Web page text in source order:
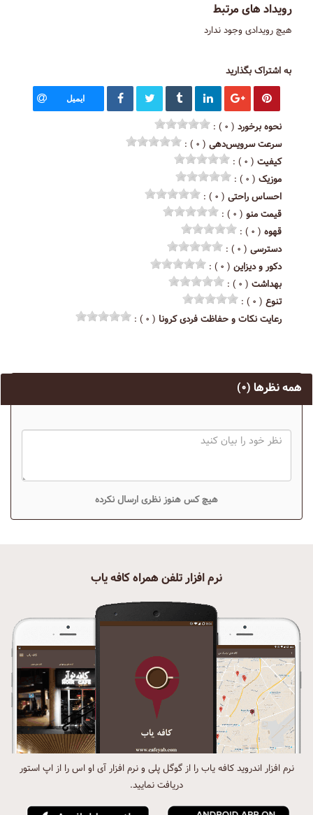
رویداد های مرتبط
هیچ رویدادی وجود ندارد
به اشتراک بگذارید
ایمیل
نحوه برخورد ( ۰ ) :
سرعت سرویس‌دهی ( ۰ ) :
کیفیت ( ۰ ) :
موزیک ( ۰ ) :
احساس راحتی ( ۰ ) :
قیمت منو ( ۰ ) :
قهوه ( ۰ ) :
دسترسی ( ۰ ) :
دکور و دیزاین ( ۰ ) :
بهداشت ( ۰ ) :
تنوع ( ۰ ) :
رعایت نکات و حفاظت فردی کرونا ( ۰ ) :
همه نظرها (۰)
هیچ کس هنوز نظری ارسال نکرده
نرم افزار تلفن همراه کافه یاب
نرم افزار اندروید کافه یاب را از گوگل پلی و نرم افزار آی او اس را از اپ استور
دریافت نمایید.